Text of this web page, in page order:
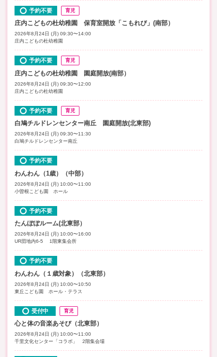
予約不要 育児
庄内こどもの杜幼稚園 保育室開放「こもれび」(南部）
2026年8月24日 (月) 09:30〜14:00
庄内こどもの杜幼稚園
予約不要 育児
庄内こどもの杜幼稚園 園庭開放(南部）
2026年8月24日 (月) 09:30〜12:00
庄内こどもの杜幼稚園
予約不要 育児
白鳩チルドレンセンター南丘 園庭開放(北東部)
2026年8月24日 (月) 09:30〜11:30
白鳩チルドレンセンター南丘
予約不要
わんわん（1歳）（中部）
2026年8月24日 (月) 10:00〜11:00
小曽根こども園 ホール
予約不要
たんぽぽルーム(北東部）
2026年8月24日 (月) 10:00〜16:00
UR団地内6-5 1階東集会所
予約不要
わんわん（１歳対象）（北東部）
2026年8月24日 (月) 10:00〜10:50
東丘こども園 ホール・テラス
受付中 育児
心と体の音楽あそび（北東部）
2026年8月24日 (月) 10:00〜11:00
千里文化センター「コラボ」 2階集会場